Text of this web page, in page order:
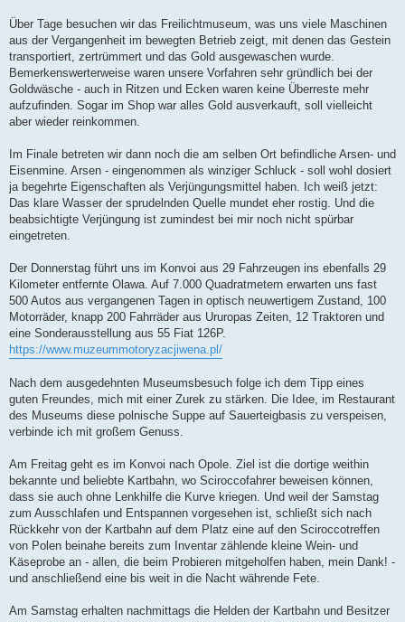
Über Tage besuchen wir das Freilichtmuseum, was uns viele Maschinen
aus der Vergangenheit im bewegten Betrieb zeigt, mit denen das Gestein
transportiert, zertrümmert und das Gold ausgewaschen wurde.
Bemerkenswerterweise waren unsere Vorfahren sehr gründlich bei der
Goldwäsche - auch in Ritzen und Ecken waren keine Überreste mehr
aufzufinden. Sogar im Shop war alles Gold ausverkauft, soll vielleicht
aber wieder reinkommen.
Im Finale betreten wir dann noch die am selben Ort befindliche Arsen- und
Eisenmine. Arsen - eingenommen als winziger Schluck - soll wohl dosiert
ja begehrte Eigenschaften als Verjüngungsmittel haben. Ich weiß jetzt:
Das klare Wasser der sprudelnden Quelle mundet eher rostig. Und die
beabsichtigte Verjüngung ist zumindest bei mir noch nicht spürbar
eingetreten.
Der Donnerstag führt uns im Konvoi aus 29 Fahrzeugen ins ebenfalls 29
Kilometer entfernte Olawa. Auf 7.000 Quadratmetern erwarten uns fast
500 Autos aus vergangenen Tagen in optisch neuwertigem Zustand, 100
Motorräder, knapp 200 Fahrräder aus Ururopas Zeiten, 12 Traktoren und
eine Sonderausstellung aus 55 Fiat 126P.
https://www.muzeummotoryzacjiwena.pl/
Nach dem ausgedehnten Museumsbesuch folge ich dem Tipp eines
guten Freundes, mich mit einer Zurek zu stärken. Die Idee, im Restaurant
des Museums diese polnische Suppe auf Sauerteigbasis zu verspeisen,
verbinde ich mit großem Genuss.
Am Freitag geht es im Konvoi nach Opole. Ziel ist die dortige weithin
bekannte und beliebte Kartbahn, wo Sciroccofahrer beweisen können,
dass sie auch ohne Lenkhilfe die Kurve kriegen. Und weil der Samstag
zum Ausschlafen und Entspannen vorgesehen ist, schließt sich nach
Rückkehr von der Kartbahn auf dem Platz eine auf den Sciroccotreffen
von Polen beinahe bereits zum Inventar zählende kleine Wein- und
Käseprobe an - allen, die beim Probieren mitgeholfen haben, mein Dank! -
und anschließend eine bis weit in die Nacht währende Fete.
Am Samstag erhalten nachmittags die Helden der Kartbahn und Besitzer